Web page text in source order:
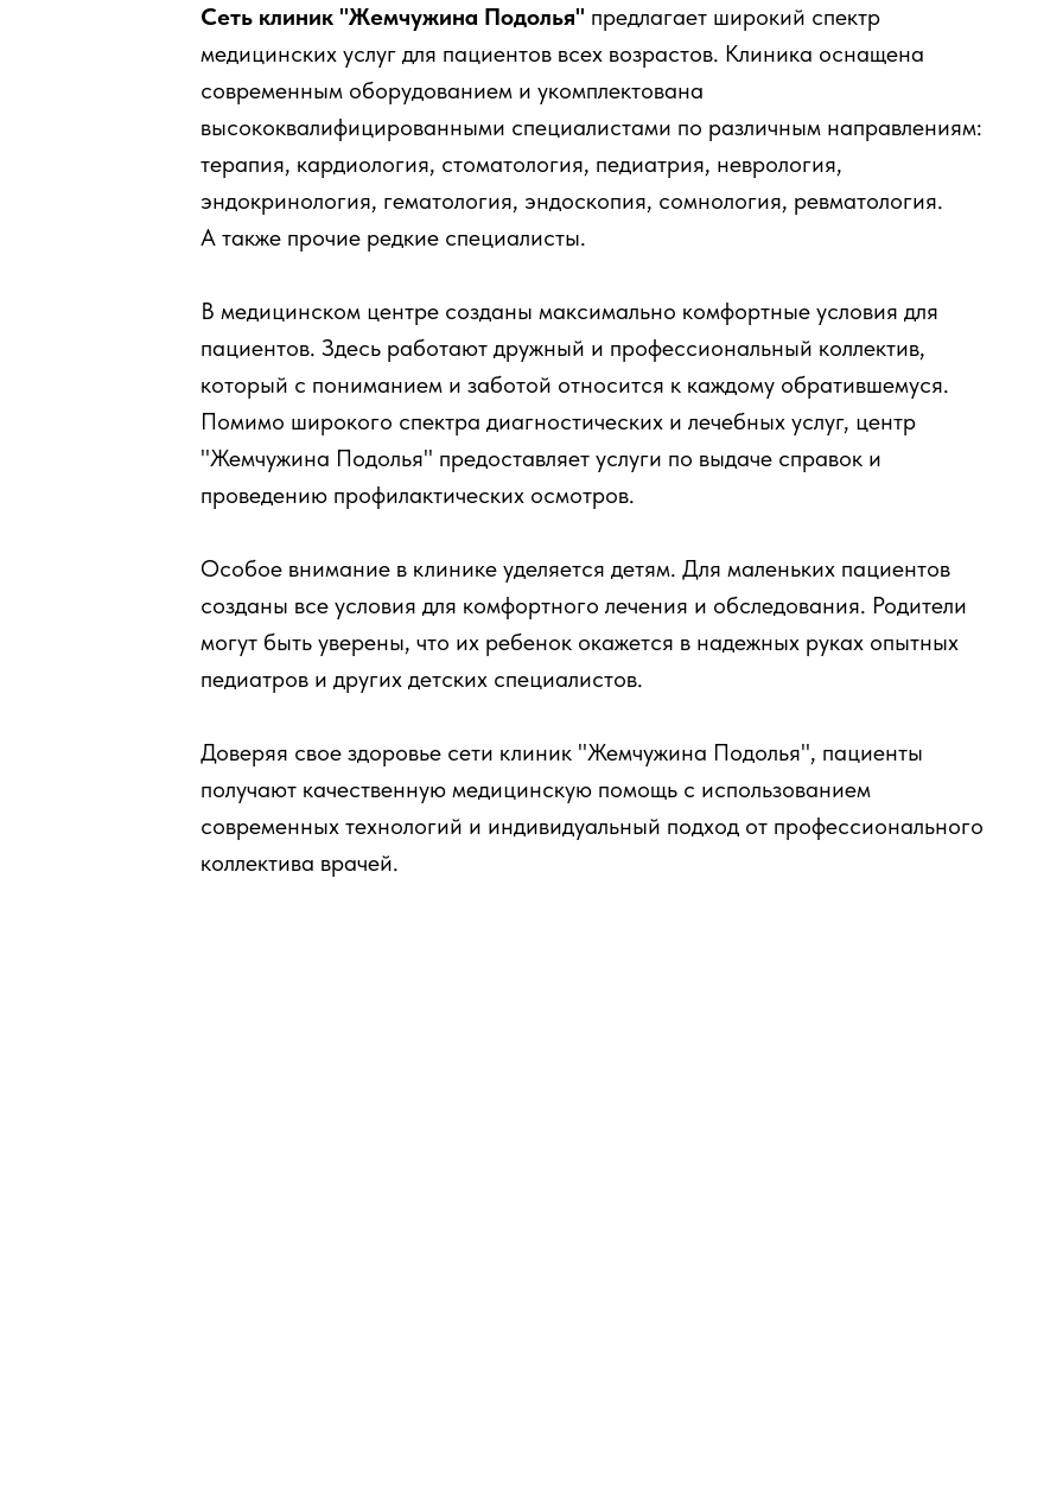
Сеть клиник "Жемчужина Подолья" предлагает широкий спектр
медицинских услуг для пациентов всех возрастов. Клиника оснащена
современным оборудованием и укомплектована
высококвалифицированными специалистами по различным направлениям:
терапия, кардиология, стоматология, педиатрия, неврология,
эндокринология, гематология, эндоскопия, сомнология, ревматология.
А также прочие редкие специалисты.
В медицинском центре созданы максимально комфортные условия для
пациентов. Здесь работают дружный и профессиональный коллектив,
который с пониманием и заботой относится к каждому обратившемуся.
Помимо широкого спектра диагностических и лечебных услуг, центр
"Жемчужина Подолья" предоставляет услуги по выдаче справок и
проведению профилактических осмотров.
Особое внимание в клинике уделяется детям. Для маленьких пациентов
созданы все условия для комфортного лечения и обследования. Родители
могут быть уверены, что их ребенок окажется в надежных руках опытных
педиатров и других детских специалистов.
Доверяя свое здоровье сети клиник "Жемчужина Подолья", пациенты
получают качественную медицинскую помощь с использованием
современных технологий и индивидуальный подход от профессионального
коллектива врачей.